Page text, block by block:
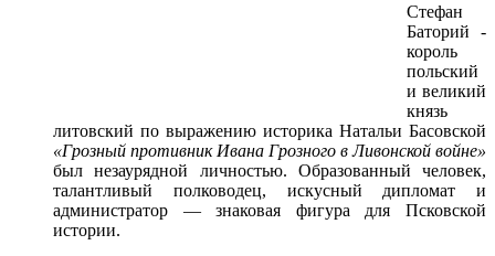
Стефан
Баторий -
король
польский
и великий
князь
литовский по выражению историка Натальи Басовской
«Грозный противник Ивана Грозного в Ливонской войне»
был незаурядной личностью. Образованный человек,
талантливый полководец, искусный дипломат и
администратор — знаковая фигура для Псковской
истории.